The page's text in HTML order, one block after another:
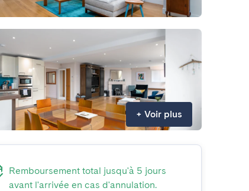
+ Voir plus
Remboursement total jusqu'à 5 jours
avant l'arrivée en cas d'annulation.